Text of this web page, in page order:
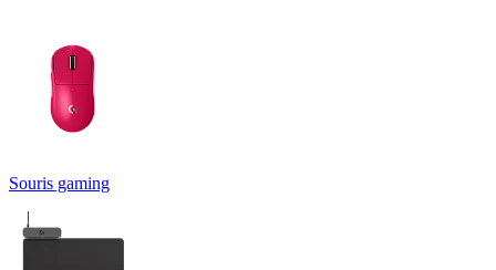
Souris gaming